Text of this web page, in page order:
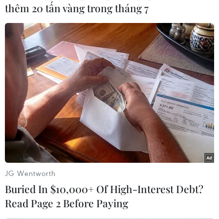
sức mạnh quốc phòng của Mỹ với nhận định
trong tình hình hiện tại thì năm 2018 sẽ là năm
"quan trọng" với nhiều "sứ mệnh" chồng chất.
Tình trạng thiếu hụt ngân sách quốc phòng kéo
dài nhiều năm được cho là đã phần nào ảnh
hưởng tới ý chí chiến đấu của binh lính Mỹ./.
(Vietnam+)
thêm 20 tấn vàng trong tháng 7
JG Wentworth
Buried In $10,000+ Of High-Interest Debt?
Read Page 2 Before Paying